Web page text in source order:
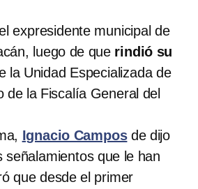
expresidente municipal de
luego de que rindió su
la Unidad Especializada de
de la Fiscalía General del
Ignacio Camposde dijo
señalamientos que le han
que desde el primer